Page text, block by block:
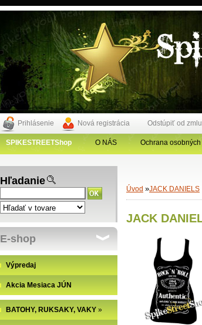
Prihlásenie Nová registrácia Odstúpiť od
SPIKESTREETShop O NÁS Ochrana
Hľadanie
E-shop
Výpredaj
Akcia Mesiaca JÚN
BATOHY, RUKSAKY, VAKY »
Úvod »JACK DANIELS
JACK